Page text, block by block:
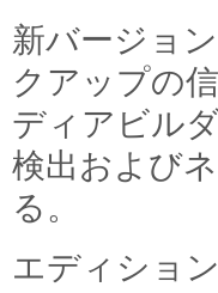
新バージョ
クアップの
ディアビル
検出および
る。
エディショ